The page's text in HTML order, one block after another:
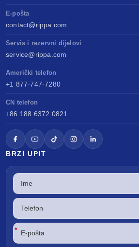
E-pošta
contact@rippa.com
Servis i rezervni dijelovi
service@rippa.com
Američki telefon
+1 877-747-7280
CN telefon
+86 188 6372 0821
BRZI UPIT
*